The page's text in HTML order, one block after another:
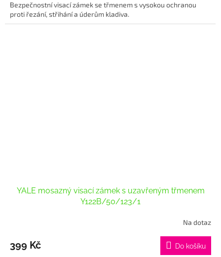
z
5
hvězdiček.
Bezpečnostní visací zámek se třmenem s vysokou ochranou
proti řezání, střihání a úderům kladiva.
YALE mosazný visací zámek s uzavřeným třmenem
Y122B/50/123/1
produktu
je
Na dotaz
399 Kč Do košíku